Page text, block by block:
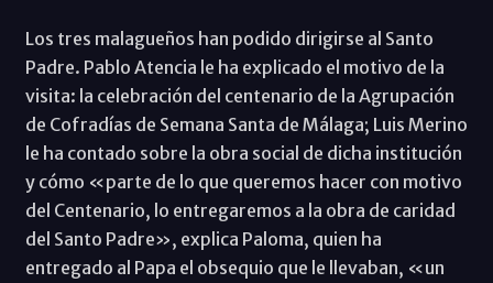
Los tres malagueños han podido dirigirse al Santo
Padre. Pablo Atencia le ha explicado el motivo de la
visita: la celebración del centenario de la Agrupación
de Cofradías de Semana Santa de Málaga; Luis Merino
le ha contado sobre la obra social de dicha institución
y cómo «parte de lo que queremos hacer con motivo
del Centenario, lo entregaremos a la obra de caridad
del Santo Padre», explica Paloma, quien ha
entregado al Papa el obsequio que le llevaban, «un